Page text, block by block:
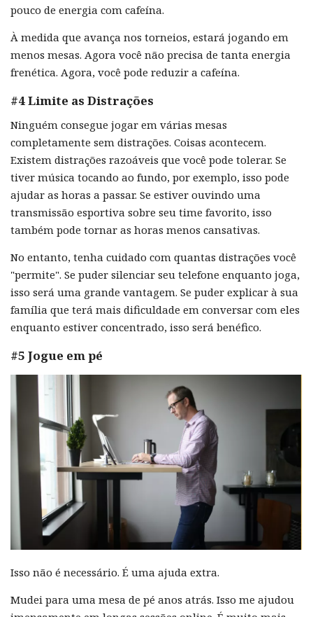
pouco de energia com cafeína.
À medida que avança nos torneios, estará jogando em
menos mesas. Agora você não precisa de tanta energia
frenética. Agora, você pode reduzir a cafeína.
#4 Limite as Distrações
Ninguém consegue jogar em várias mesas
completamente sem distrações. Coisas acontecem.
Existem distrações razoáveis que você pode tolerar. Se
tiver música tocando ao fundo, por exemplo, isso pode
ajudar as horas a passar. Se estiver ouvindo uma
transmissão esportiva sobre seu time favorito, isso
também pode tornar as horas menos cansativas.
No entanto, tenha cuidado com quantas distrações você
"permite". Se puder silenciar seu telefone enquanto joga,
isso será uma grande vantagem. Se puder explicar à sua
família que terá mais dificuldade em conversar com eles
enquanto estiver concentrado, isso será benéfico.
#5 Jogue em pé
Isso não é necessário. É uma ajuda extra.
Mudei para uma mesa de pé anos atrás. Isso me ajudou